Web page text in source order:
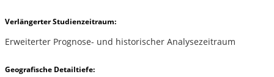
Verlängerter Studienzeitraum:
Erweiterter Prognose- und historischer Analysezeitraum
Geografische Detailtiefe: